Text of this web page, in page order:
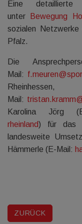
ZURÜCK
Eine detaillierte
unter
Bewegung
sozialen
Pfalz.
Die
Mail:
Mail:
Karolina Jörg
rheinland) für das
landesweite
Hämmerle (E-Mail: